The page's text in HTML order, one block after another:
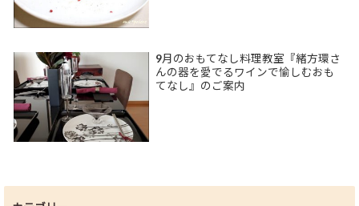
9月のおもてなし料理教室『緒方環さ
んの器を愛でるワインで愉しむおも
てなし』のご案内